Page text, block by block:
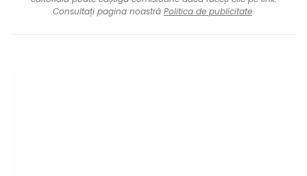
Consultați pagina noastră Politica de publicitate.